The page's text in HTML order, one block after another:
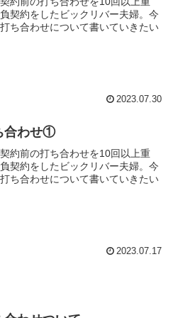
契約をしたビックリバー夫婦。今
ち合わせについて書いていきたい
2023.07.30
合わせ①
約前の打ち合わせを10回以上重
契約をしたビックリバー夫婦。今
ち合わせについて書いていきたい
2023.07.17